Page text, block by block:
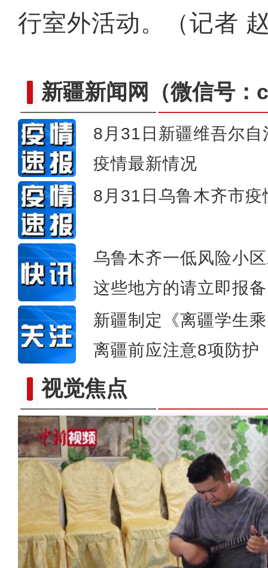
行室外活动。（记者
新疆新闻网 （微信号
8月31日新疆维吾尔
疫情最新情况
8月31日乌鲁木齐市
乌鲁木齐一低风险小
这些地方的请立即报备
新疆制定《离疆学生
离疆前应注意8项防护
视觉焦点
新疆阿勒泰：你见过石头